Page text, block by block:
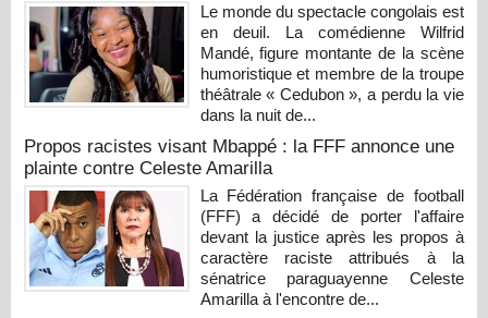
Le monde du spectacle congolais est
en deuil. La comédienne Wilfrid
Mandé, figure montante de la scène
humoristique et membre de la troupe
théâtrale « Cedubon », a perdu la vie
dans la nuit de...
Propos racistes visant Mbappé : la FFF annonce une
plainte contre Celeste Amarilla
La Fédération française de football
(FFF) a décidé de porter l'affaire
devant la justice après les propos à
caractère raciste attribués à la
sénatrice paraguayenne Celeste
Amarilla à l'encontre de...